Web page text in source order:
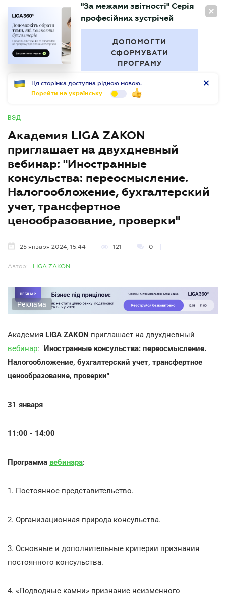
RU
БУХГАЛТЕР
"За межами звітності" Серія
професійних зустрічей
ДОПОМОГТИ
СФОРМУВАТИ
ПРОГРАМУ
Ця сторінка доступна рідною мовою.
Перейти на українську
ВЭД
Академия LIGA ZAKON
приглашает на двухдневный
вебинар: "Иностранные
консульства: переосмысление.
Налогообложение, бухгалтерский
учет, трансфертное
ценообразование, проверки"
25 января 2024, 15:44 121 0
Автор: LIGA ZAKON
Реклама
Академия LIGA ZAKON приглашает на двухдневный
вебинар: "Иностранные консульства: переосмысление.
Налогообложение, бухгалтерский учет, трансфертное
ценообразование, проверки"
31 января
11:00 - 14:00
Программа вебинара:
1. Постоянное представительство.
2. Организационная природа консульства.
3. Основные и дополнительные критерии признания
постоянного консульства.
4. «Подводные камни» признание неизменного